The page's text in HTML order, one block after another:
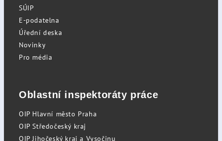
SÚIP
E-podatelna
Úřední deska
Novinky
Pro média
Oblastní inspektoráty práce
OIP Hlavní město Praha
OIP Středočeský kraj
OIP Jihočeský kraj a Vysočinu